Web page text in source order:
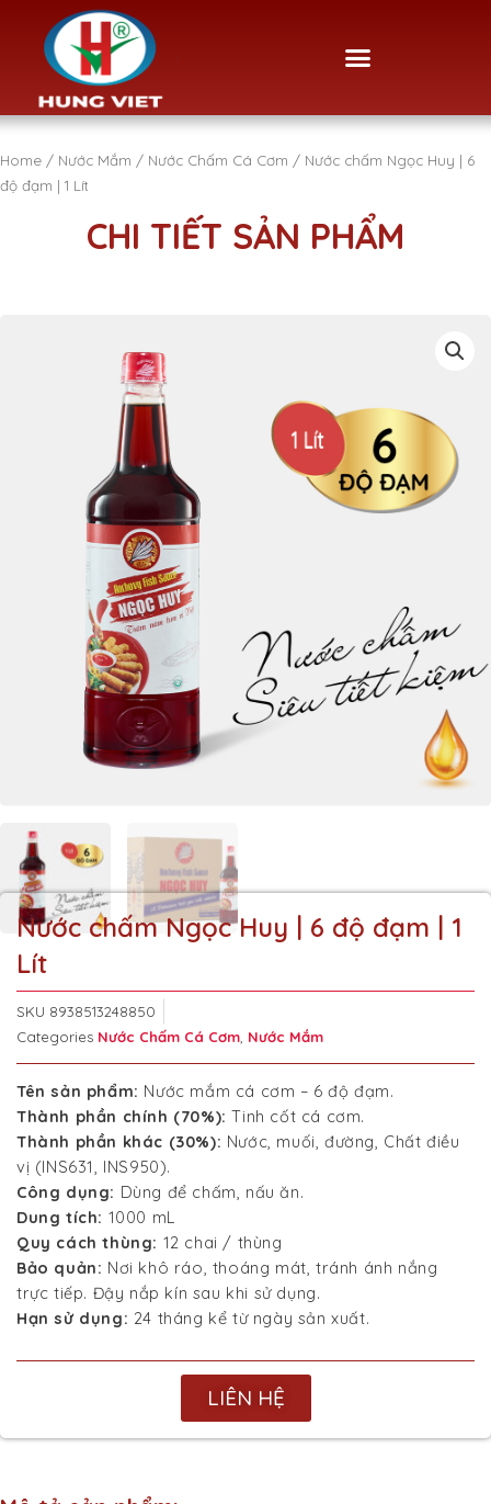
content
Menu
Home / Nước Mắm / Nước Chấm Cá Cơm / Nước chấm Ngọc Huy | 6
độ đạm | 1 Lít
CHI TIẾT SẢN PHẨM
Nước chấm Ngọc Huy | 6 độ đạm | 1
Lít
SKU 8938513248850
Categories Nước Chấm Cá Cơm Nước Mắm
Tên sản phẩm: Nước mắm cá cơm – 6 độ đạm.
Thành phần chính (70%): Tinh cốt cá cơm.
Thành phần khác (30%): Nước, muối, đường, Chất điều
vị (INS631, INS950).
Công dụng: Dùng để chấm, nấu ăn.
Dung tích: 1000 mL
Quy cách thùng: 12 chai / thùng
Bảo quản: Nơi khô ráo, thoáng mát, tránh ánh nắng
trực tiếp. Đậy nắp kín sau khi sử dụng.
Hạn sử dụng: 24 tháng kể từ ngày sản xuất.
LIÊN HỆ